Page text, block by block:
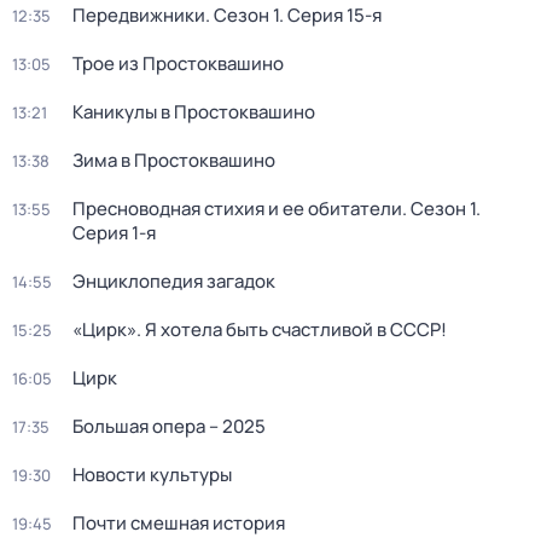
12:35 Передвижники. Сезон 1. Серия 15-я
13:05 Трое из Простоквашино
13:21 Каникулы в Простоквашино
13:38 Зима в Простоквашино
13:55 Пресноводная стихия и ее обитатели. Сезон 1.
Серия 1-я
14:55 Энциклопедия загадок
15:25 «Цирк». Я хотела быть счастливой в СССР!
16:05 Цирк
17:35 Большая опера – 2025
19:30 Новости культуры
19:45 Почти смешная история